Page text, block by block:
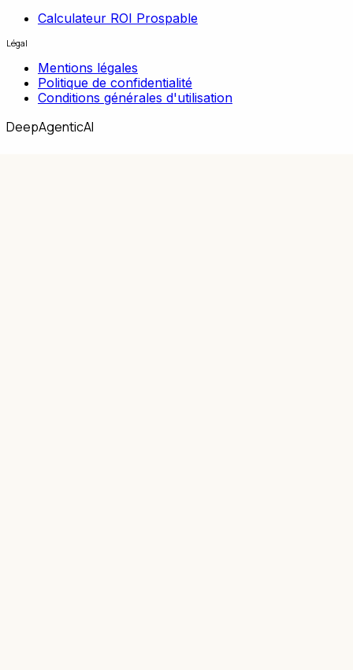
Calculateur ROI Prospable
Légal
Mentions légales
Politique de confidentialité
Conditions générales d'utilisation
DeepAgenticAI